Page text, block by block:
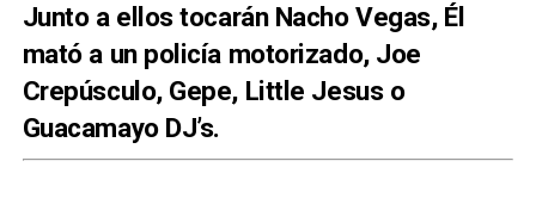
Junto a ellos tocarán Nacho Vegas, Él
mató a un policía motorizado, Joe
Crepúsculo, Gepe, Little Jesus o
Guacamayo DJ’s.